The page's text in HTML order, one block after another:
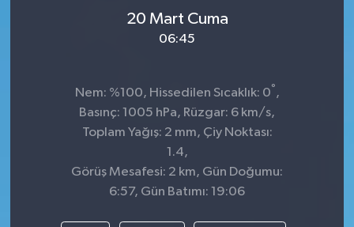
20 Mart Cuma
06:45
Nem: %100, Hissedilen Sıcaklık: 0° ,
Basınç: 1005 hPa, Rüzgar: 6 km/s,
Toplam Yağış: 2 mm, Çiy Noktası:
1.4,
Görüş Mesafesi: 2 km, Gün Doğumu:
6:57, Gün Batımı: 19:06